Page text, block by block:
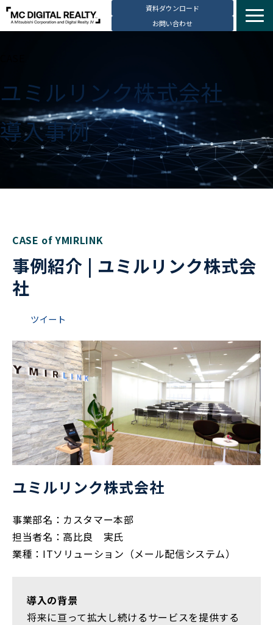
資料ダウンロード
お問い合わせ
データセンター拠点
導入事例
ブログ
動画コンテンツ
お知らせ
ユミルリンク株式会社
導入事例
CASE of YMIRLINK
事例紹介 | ユミルリンク株式会
社
ツイート
ユミルリンク株式会社
事業部名：カスタマー本部
担当者名：高比良 実氏
業種：ITソリューション（メール配信システム）
導入の背景
将来に亘って拡大し続けるサービスを提供する